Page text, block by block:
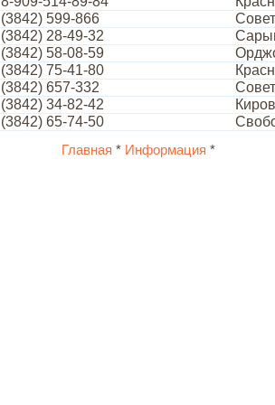
(3842) 599-866
(3842) 28-49-32
(3842) 58-08-59
(3842) 75-41-80
(3842) 657-332
(3842) 34-82-42
(3842) 65-74-50
Главная * Информация *